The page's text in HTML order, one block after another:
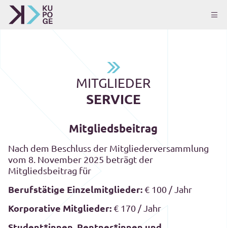
MITGLIEDER
SERVICE
Mitgliedsbeitrag
Nach dem Beschluss der Mitgliederversammlung
vom 8. November 2025 beträgt der
Mitgliedsbeitrag für
Berufstätige Einzelmitglieder:€ 100 / Jahr
Korporative Mitglieder:€ 170 / Jahr